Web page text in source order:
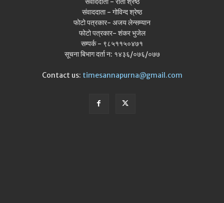
संवाददाता - गोविन्द श्रेष्ठ
फोटो पत्रकार- अजय लेन्सम्यान
फोटो पत्रकार- शंकर भुजेल
सम्पर्क - ९८५११५०४७१
सूचना बिभाग दर्ता न: १४३६/०७६/०७७
Contact us: timesannapurna@gmail.com